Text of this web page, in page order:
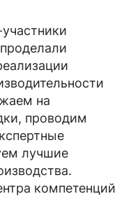
на
проводим
лучшие
компетенций